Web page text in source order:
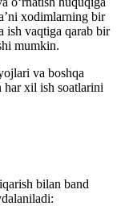
хodimlarning bir
ish vaqtiga qarab bir
mumkin.
va boshqa
хil ish soatlarini
bilan band